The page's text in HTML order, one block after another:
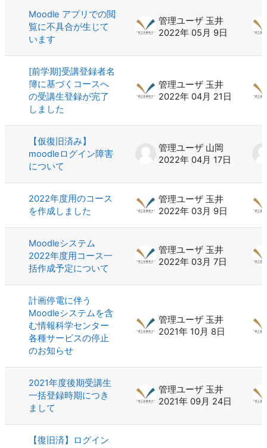
Moodle アプリでの閲
覧に不具合が生じて
います
管理ユーザ 玉井
2022年 05月 9日
[前学期]受講登録者名
簿に基づくコースへ
の受講生登録が完了
しました
管理ユーザ 玉井
2022年 04月 21日
【仮復旧済み】
moodleログイン障害
について
管理ユーザ 山岡
2022年 04月 17日
2022年度用のコース
を作成しました
管理ユーザ 玉井
2022年 03月 9日
Moodleシステム
2022年度用コース一
括作成予定について
管理ユーザ 玉井
2022年 03月 7日
計画停電に伴う
Moodleシステムを含
む情報科学センター
各種サービスの停止
のお知らせ
管理ユーザ 玉井
2021年 10月 8日
2021年度後期受講生
一括登録時期につき
まして
管理ユーザ 玉井
2021年 09月 24日
【復旧済】ログイン